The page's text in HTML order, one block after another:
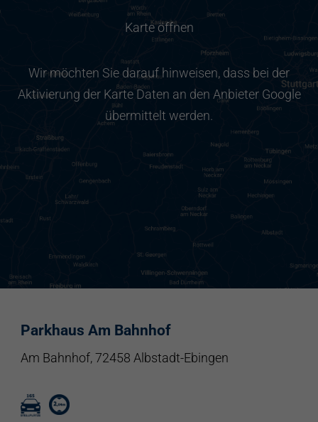
Karte öffnen
Wir möchten Sie darauf hinweisen, dass bei der
Aktivierung der Karte Daten an den Anbieter Google
übermittelt werden.
Parkhaus Am Bahnhof
Am Bahnhof, 72458 Albstadt-Ebingen